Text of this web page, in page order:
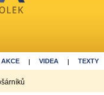
AKCE VIDEA TEXTY